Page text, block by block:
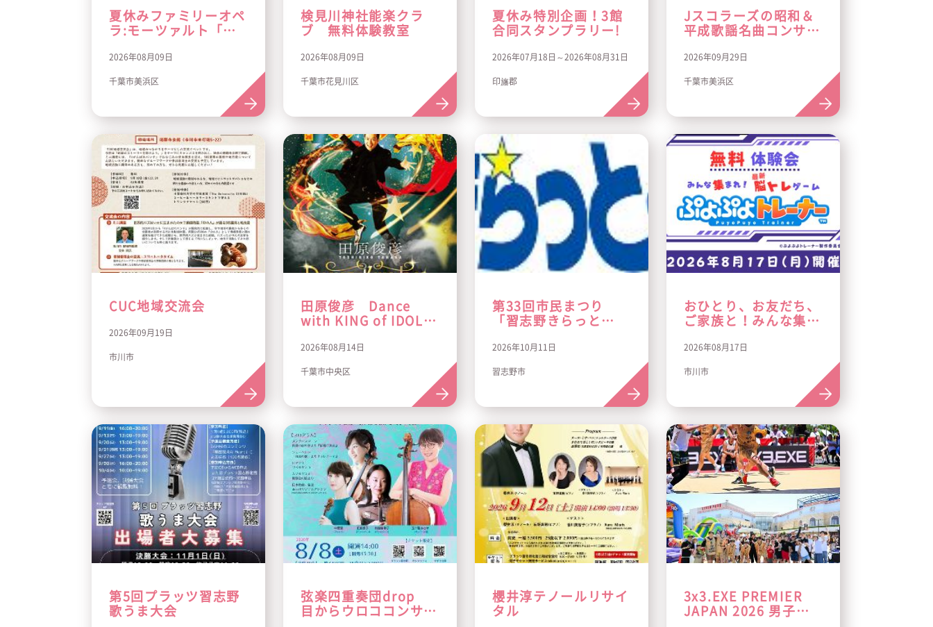
夏休みファミリーオペ
ラ:モーツァルト「魔
2026年08月09日
千葉市美浜区
検見川神社能楽クラ
ブ 無料体験教室
2026年08月09日
千葉市花見川区
夏休み特別企画！3館
合同スタンプラリー!
2026年07月18日～2026年08月31日
印旛郡
Jスコラーズの昭和＆
平成歌謡名曲コンサー
杯！～
2026年09月29日
千葉市美浜区
CUC地域交流会
2026年09月19日
市川市
田原俊彦 Dance
with KING of IDOL
はこれからだ！～
2026年08月14日
千葉市中央区
第33回市民まつり
「習志野きらっと
2026年10月11日
習志野市
おひとり、お友だち、
ご家族と！みんな集ま
『ぷよぷよトレーナ
ー』無料体験会
2026年08月17日
市川市
第5回プラッツ習志野
歌うま大会
弦楽四重奏団drop
目からウロココンサー
櫻井淳テノールリサイ
タル
3x3.EXE PREMIER
JAPAN 2026 男子